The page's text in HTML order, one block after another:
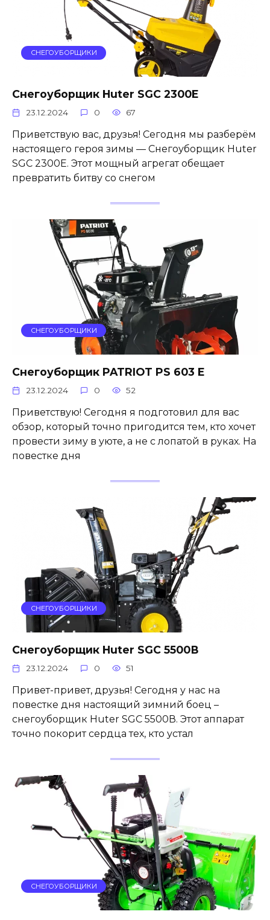
СНЕГОУБОРЩИКИ
Снегоуборщик Huter SGC 2300E
23.12.2024 0 67
Приветствую вас, друзья! Сегодня мы разберём
настоящего героя зимы — Снегоуборщик Huter
SGC 2300E. Этот мощный агрегат обещает
превратить битву со снегом
СНЕГОУБОРЩИКИ
Снегоуборщик PATRIOT PS 603 E
23.12.2024 0 52
Приветствую! Сегодня я подготовил для вас
обзор, который точно пригодится тем, кто хочет
провести зиму в уюте, а не с лопатой в руках. На
повестке дня
СНЕГОУБОРЩИКИ
Снегоуборщик Huter SGC 5500В
23.12.2024 0 51
Привет-привет, друзья! Сегодня у нас на
повестке дня настоящий зимний боец –
снегоуборщик Huter SGC 5500В. Этот аппарат
точно покорит сердца тех, кто устал
СНЕГОУБОРЩИКИ